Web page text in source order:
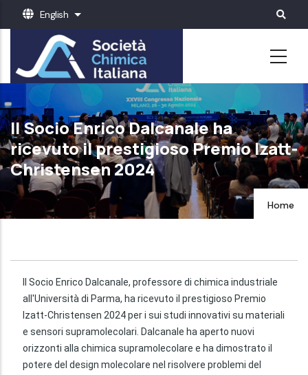
content
English List additional actions
Il Socio Enrico Dalcanale ha
ricevuto il prestigioso Premio Izatt-
Christensen 2024
Home
Il Socio Enrico Dalcanale, professore di chimica industriale
all'Università di Parma, ha ricevuto il prestigioso Premio
Izatt-Christensen 2024 per i sui studi innovativi su materiali
e sensori supramolecolari. Dalcanale ha aperto nuovi
orizzonti alla chimica supramolecolare e ha dimostrato il
potere del design molecolare nel risolvere problemi del